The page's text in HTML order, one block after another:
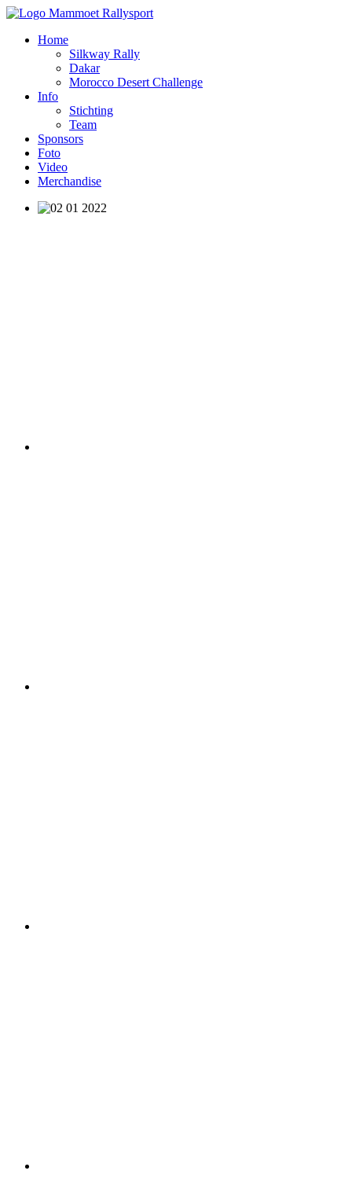
Home
Silkway Rally
Dakar
Morocco Desert Challenge
Info
Stichting
Team
Sponsors
Foto
Video
Merchandise